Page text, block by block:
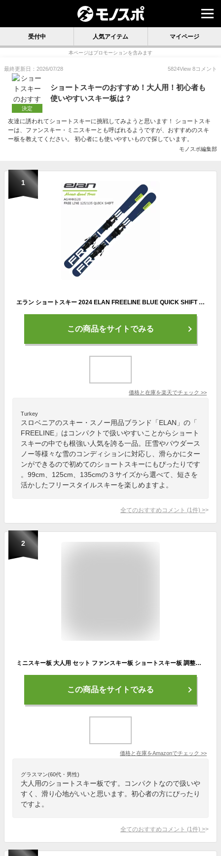
受付中 人気アイテム マイページ
本ページはプロモーションを含みます
最終更新日：2026/07/28 5824View 8コメント
決定
ショートスキーのおすすめ！大人用！初心者も
使いやすいスキー板は？
友達に誘われてショートスキーに挑戦してみようと思います！ ショートスキ
ーは、ファンスキー・ミニスキーとも呼ばれるようですが、おすすめのスキ
ー板を教えてください。 初心者にも使いやすいもので探しています。
モノスポ編集部
1
エラン ショートスキー 2024 ELAN FREELINE BLUE QUICK SHIFT + EL 10.0 99cm 125cm 135cm フリーライン ビンディング付き
この商品をサイトでみる
価格と在庫を楽天でチェック >>
Turkey
スロベニアのスキー・スノー用品ブランド「ELAN」の「
FREELINE」はコンパクトで扱いやすいことからショート
スキーの中でも根強い人気を誇る一品。圧雪やパウダース
ノー等様々な雪のコンディションに対応し、滑らかにター
ンができるので初めてのショートスキーにもぴったりです
。99cm、125cm、135cmの３サイズから選べて、短さを
活かしたフリースタイルスキーを楽しめますよ。
全てのおすすめコメント (1 件) >
2
ミニスキー板 大人用 セット ファンスキー板 ショートスキー板 調整可能適用可能全サイズに冬の靴とブーツ 初心者と屋外愛好家のためのウィンタースポーツスノースケート板 さまざまな地形やシナリオでの使用に最適 短い ブラックの滑雪板 (大人-青)
この商品をサイトでみる
価格と在庫をAmazonでチェック >>
グラスマン(60代・男性)
大人用のショートスキー板です。コンパクトなので扱いや
すく、滑り心地がいいと思います。初心者の方にぴったり
ですよ。
全てのおすすめコメント (1 件) >